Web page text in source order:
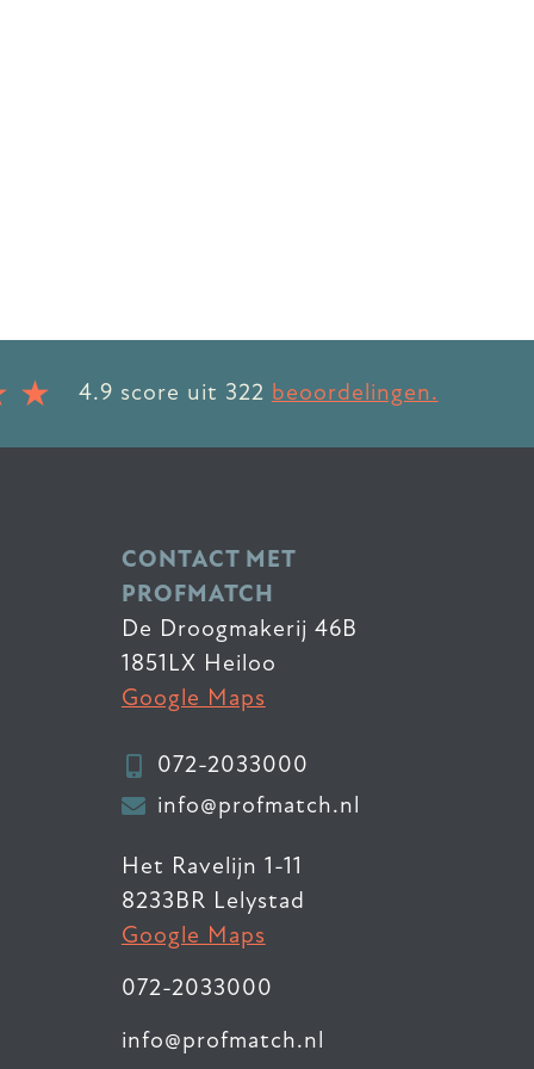
4.9 score uit 322 beoordelingen.
CONTACT MET
PROFMATCH
De Droogmakerij 46B
1851LX Heiloo
Google Maps
072-2033000
info@profmatch.nl
Het Ravelijn 1-11
8233BR Lelystad
Google Maps
072-2033000
info@profmatch.nl